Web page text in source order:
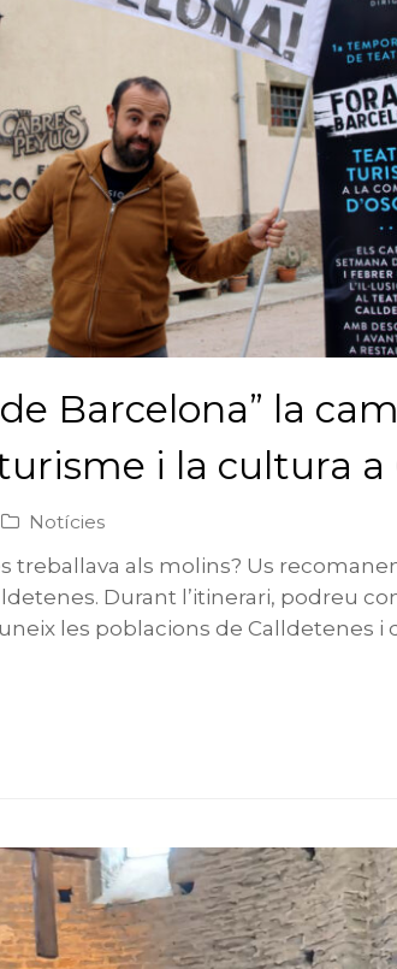
Barcelona” la
i la cultura a
Notícies
treballava als molins? Us
Durant l’itinerari, podreu
les poblacions de Calldetenes i